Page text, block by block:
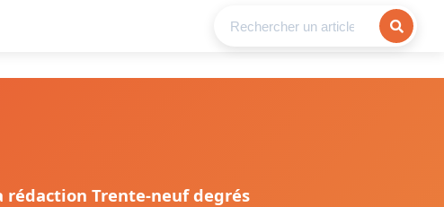
rédaction Trente-neuf degrés